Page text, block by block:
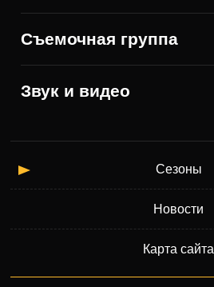
Съемочная группа
Звук и видео
Сезоны
Новости
Карта сайта